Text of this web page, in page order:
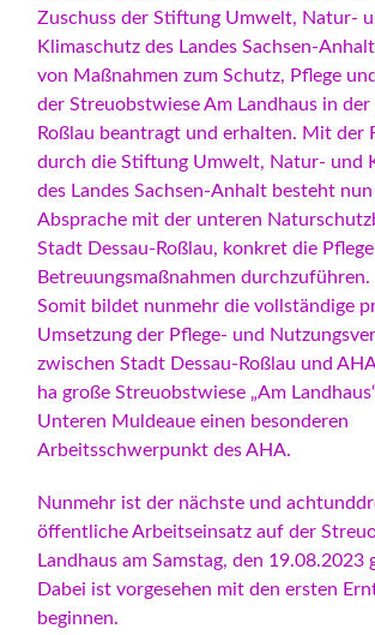
Zuschuss der Stiftung Umwelt, Natur-
Klimaschutz des Landes Sachsen-
von Maßnahmen zum Schutz, Pflege
der Streuobstwiese Am Landhaus in der
Roßlau beantragt und erhalten. Mit der
durch die Stiftung Umwelt, Natur- und
des Landes Sachsen-Anhalt besteht
Absprache mit der unteren
Stadt Dessau-Roßlau, konkret die
Betreuungsmaßnahmen durchzuführen.
Somit bildet nunmehr die vollständige
Umsetzung der Pflege- und
zwischen Stadt Dessau-Roßlau und
ha große Streuobstwiese „Am
Unteren Muldeaue einen besonderen
Arbeitsschwerpunkt des AHA.
Nunmehr ist der nächste und
öffentliche Arbeitseinsatz auf der
Landhaus am Samstag, den 19.08.2023
Dabei ist vorgesehen mit den ersten
beginnen.